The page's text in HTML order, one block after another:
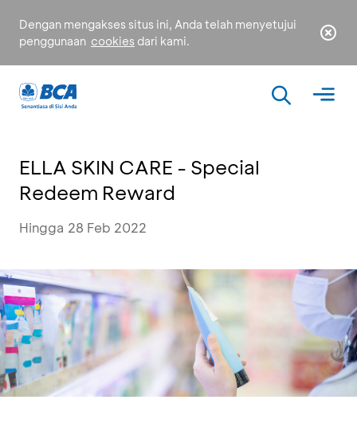
Dengan mengakses situs ini, Anda telah menyetujui
penggunaan cookies dari kami.
ELLA SKIN CARE - Special
Redeem Reward
Hingga 28 Feb 2022